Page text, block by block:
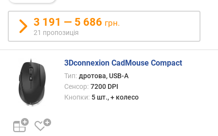
н
з
н
с
т
ь
с
е
3 191 — 5 686 грн.
21 пропозиція
3Dconnexion CadMouse Compact
Тип: дротова, USB-A
Сенсор: 7200 DPI
Кнопки: 5 шт., + колесо